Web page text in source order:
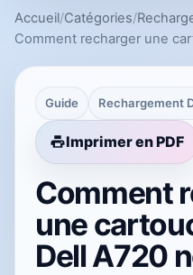
Accueil/Catégories/
Comment recharger une
Guide Rechargement
Imprimer en PDF
Comment
une
Dell A720